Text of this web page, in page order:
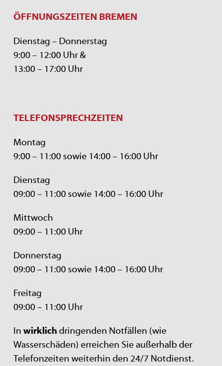
ÖFFNUNGSZEITEN BREMEN
Dienstag – Donnerstag
9:00 – 12:00 Uhr &
13:00 – 17:00 Uhr
TELEFONSPRECHZEITEN
Montag
9:00 – 11:00 sowie 14:00 – 16:00 Uhr
Dienstag
09:00 – 11:00 sowie 14:00 – 16:00 Uhr
Mittwoch
09:00 – 11:00 Uhr
Donnerstag
09:00 – 11:00 sowie 14:00 – 16:00 Uhr
Freitag
09:00 – 11:00 Uhr
In wirklichdringenden Notfällen (wie
Wasserschäden) erreichen Sie außerhalb der
Telefonzeiten weiterhin den 24/7 Notdienst.